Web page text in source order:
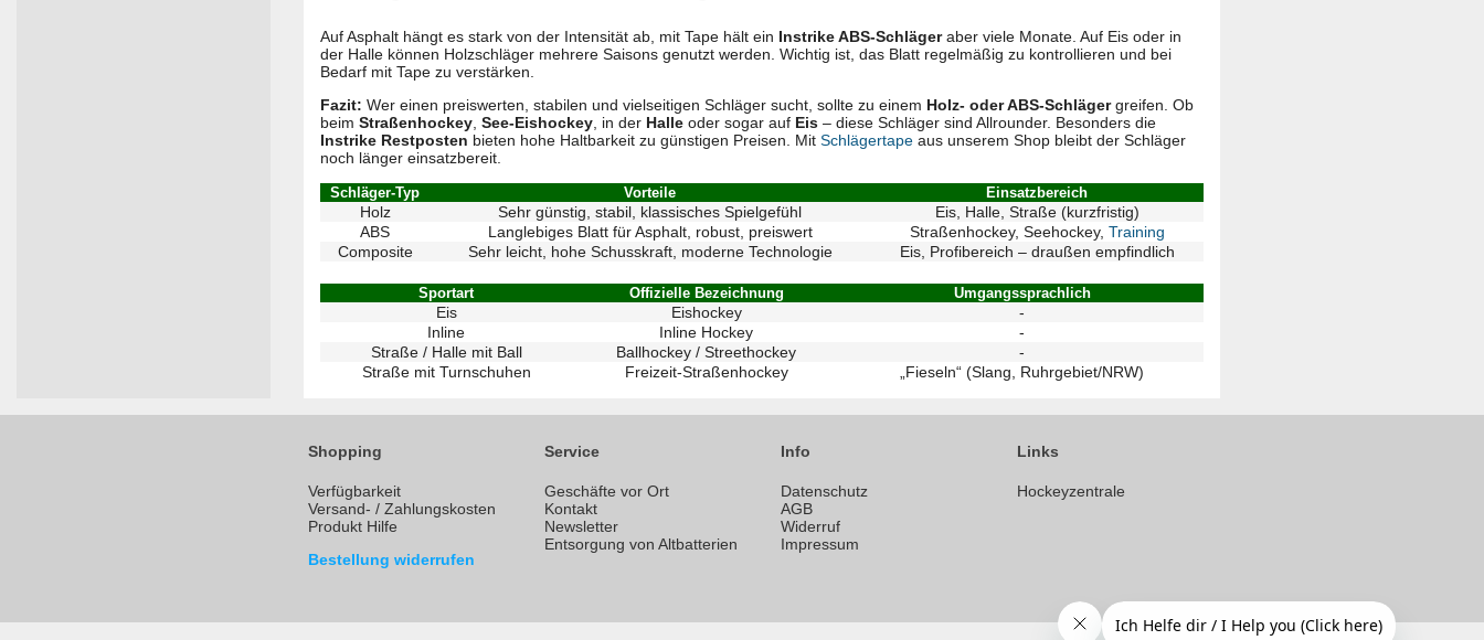
Auf Asphalt hängt es stark von der Intensität ab, mit Tape hält ein Instrike ABS-Schlägeraber viele Monate. Auf Eis oder in
der Halle können Holzschläger mehrere Saisons genutzt werden. Wichtig ist, das Blatt regelmäßig zu kontrollieren und bei
Bedarf mit Tape zu verstärken.
Fazit: Wer einen preiswerten, stabilen und vielseitigen Schläger sucht, sollte zu einem Holz- oder ABS-Schlägergreifen. Ob
beim Straßenhockey See-Eishockey , in der Halle oder sogar auf Eis – diese Schläger sind Allrounder. Besonders die
Instrike Restposten bieten hohe Haltbarkeit zu günstigen Preisen. Mit Schlägertape aus unserem Shop bleibt der Schläger
noch länger einsatzbereit.
Schläger-Typ Vorteile Einsatzbereich
Holz Sehr günstig, stabil, klassisches Spielgefühl
Eis, Halle, Straße (kurzfristig)
ABS
Langlebiges Blatt für Asphalt, robust, preiswert Straßenhockey, Seehockey, Training
Composite
Sehr leicht, hohe Schusskraft, moderne Technologie Eis, Profibereich – draußen empfindlich
Sportart Offizielle Bezeichnung Umgangssprachlich
Eis Eishockey
-
Inline
Inline Hockey
-
Straße / Halle mit Ball
Ballhockey / Streethockey
-
Straße mit Turnschuhen
Freizeit-Straßenhockey „Fieseln“ (Slang, Ruhrgebiet/NRW)
Shopping
Verfügbarkeit
Versand- / Zahlungskosten
Produkt Hilfe
Bestellung widerrufen
Service
Geschäfte vor Ort
Kontakt
Newsletter
Entsorgung von Altbatterien
Info
Datenschutz
AGB
Widerruf
Impressum
Links
Hockeyzentrale